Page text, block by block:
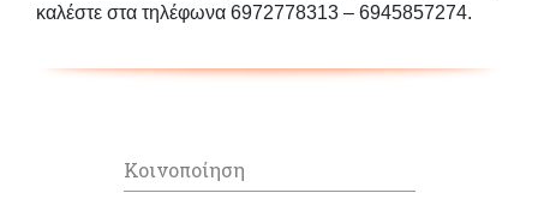
καλέστε στα τηλέφωνα 6972778313 – 6945857274.
Κοινοποίηση